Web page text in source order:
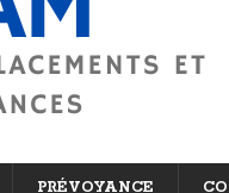
PRÉVOYANCE